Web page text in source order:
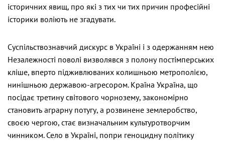
історичних явищ, про які з тих чи тих причин професійні
історики воліють не згадувати.
Суспільствознавчий дискурс в Україні і з одержанням нею
Незалежності поволі визволявся з полону постімперських
кліше, вперто підживлюваних колишньою метрополією,
нинішньою державою-агресором. Країна Україна, що
посідає третину світового чорнозему, закономірно
становить аграрну потугу, а розвинене землеробство,
своєю чергою, стає визначальним культуротворчим
чинником. Село в Україні, попри геноцидну політику